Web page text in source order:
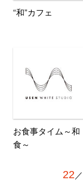
22 ／
“和”カフェ
お食事タイム～和
食～